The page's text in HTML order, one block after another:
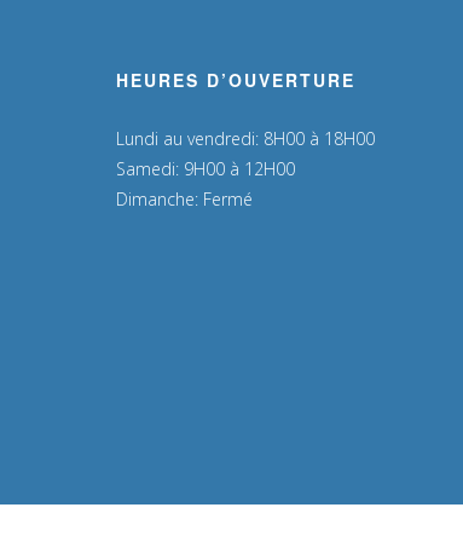
HEURES D’OUVERTURE
Lundi au vendredi: 8H00 à 18H00
Samedi: 9H00 à 12H00
Dimanche: Fermé